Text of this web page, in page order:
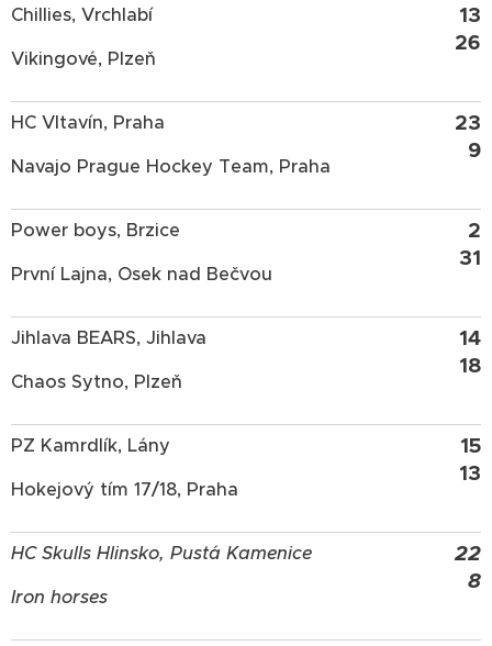
Chillies, Vrchlabí
Vikingové, Plzeň
13
26
HC Vltavín, Praha
Navajo Prague Hockey Team, Praha
23
9
Power boys, Brzice
První Lajna, Osek nad Bečvou
2
31
Jihlava BEARS, Jihlava
Chaos Sytno, Plzeň
14
18
PZ Kamrdlík, Lány
Hokejový tím 17/18, Praha
15
13
HC Skulls Hlinsko, Pustá Kamenice
Iron horses
22
8